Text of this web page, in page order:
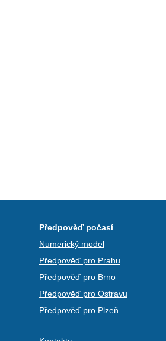
Předpověď počasí
Numerický model
Předpověď pro Prahu
Předpověď pro Brno
Předpověď pro Ostravu
Předpověď pro Plzeň